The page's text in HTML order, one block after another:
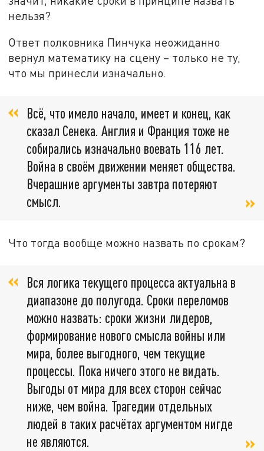
нельзя?
Ответ полковника Пинчука неожиданно
вернул математику на сцену – только не ту,
что мы принесли изначально.
Всё, что имело начало, имеет и конец, как
сказал Сенека. Англия и Франция тоже не
собирались изначально воевать 116 лет.
Война в своём движении меняет общества.
Вчерашние аргументы завтра потеряют
смысл.
Что тогда вообще можно назвать по срокам?
Вся логика текущего процесса актуальна в
диапазоне до полугода. Сроки переломов
можно назвать: сроки жизни лидеров,
формирование нового смысла войны или
мира, более выгодного, чем текущие
процессы. Пока ничего этого не видать.
Выгоды от мира для всех сторон сейчас
ниже, чем война. Трагедии отдельных
людей в таких расчётах аргументом нигде
не являются.